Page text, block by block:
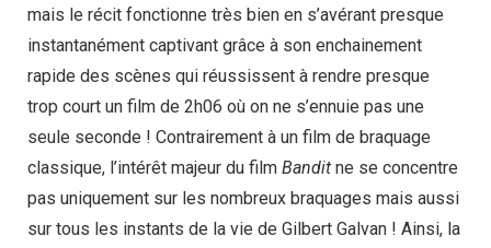
mais le récit fonctionne très bien en s’avérant presque
instantanément captivant grâce à son enchainement
rapide des scènes qui réussissent à rendre presque
trop court un film de 2h06 où on ne s’ennuie pas une
seule seconde ! Contrairement à un film de braquage
classique, l’intérêt majeur du film Bandit ne se concentre
pas uniquement sur les nombreux braquages mais aussi
sur tous les instants de la vie de Gilbert Galvan ! Ainsi, la